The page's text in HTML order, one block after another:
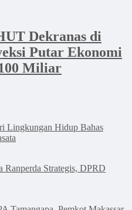
Dekranas di
Putar Ekonomi
Miliar
Lingkungan Hidup Bahas
Ranperda Strategis, DPRD